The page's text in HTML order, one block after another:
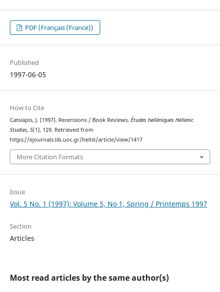
PDF (Français (France))
Published
1997-06-05
How to Cite
Catsiapis, J. (1997). Recensions / Book Reviews. Études helléniques Hellenic
Studies, 5(1), 129. Retrieved from
https://ejournals.lib.uoc.gr/hellst/article/view/1417
More Citation Formats
Issue
Vol. 5 No. 1 (1997): Volume 5, No 1, Spring / Printemps 1997
Section
Articles
Most read articles by the same author(s)